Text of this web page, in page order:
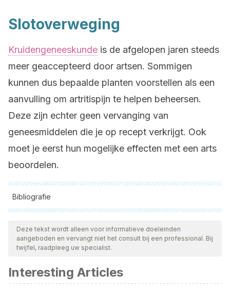
Slotoverweging
Kruidengeneeskunde is de afgelopen jaren steeds
meer geaccepteerd door artsen. Sommigen
kunnen dus bepaalde planten voorstellen als een
aanvulling om artritispijn te helpen beheersen.
Deze zijn echter geen vervanging van
geneesmiddelen die je op recept verkrijgt. Ook
moet je eerst hun mogelijke effecten met een arts
beoordelen.
Bibliografie
Alle aangehaalde bronnen zijn grondig gecontroleerd door
ons team om hun kwaliteit, betrouwbaarheid, actualiteit en
geldigheid te waarborgen. De bibliografie van dit artikel werd
Choudhary, M., Kumar, V., Malhotra, H., & Singh, S. (2015).
Medicinal plants with potential anti-arthritic activity: Journal
Deze tekst wordt alleen voor informatieve doeleinden
aangeboden en vervangt niet het consult bij een professional. Bij
twijfel, raadpleeg uw specialist.
Interesting Articles